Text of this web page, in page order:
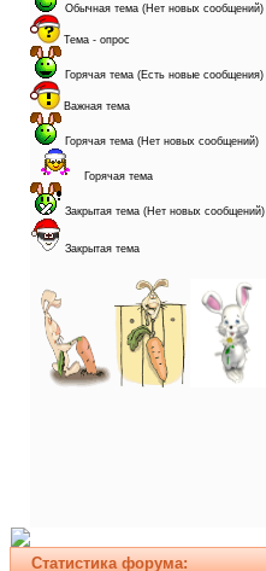
Обычная тема (Нет новых сообщений)
Тема - опрос
Горячая тема (Есть новые сообщения)
Важная тема
Горячая тема (Нет новых сообщений)
Горячая тема
Закрытая тема (Нет новых сообщений)
Закрытая тема
Статистика форума: